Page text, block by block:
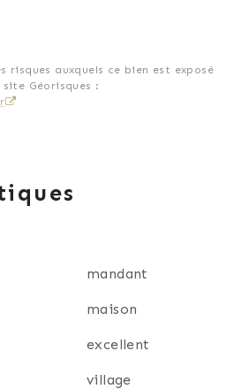
risques auxquels ce bien est exposé
Géorisques :
mandant
maison
excellent
village